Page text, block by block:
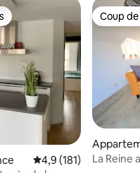
Évaluation moyenne
4,9 (181)
Coup
Coup
La Reine